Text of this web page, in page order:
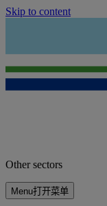
Skip to content
Other sectors
Menu打开菜单